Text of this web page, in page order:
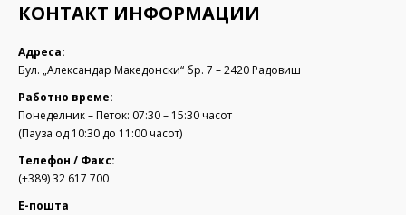
КОНТАКТ ИНФОРМАЦИИ
Адреса:
Бул. „Александар Македонски“ бр. 7 – 2420 Радовиш
Работно време:
Понеделник – Петок: 07:30 – 15:30 часот
(Пауза од 10:30 до 11:00 часот)
Телефон / Факс:
(+389) 32 617 700
Е-пошта